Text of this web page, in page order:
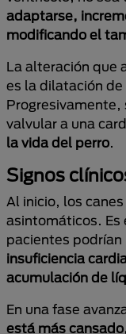
adaptarse,
modificando el
La alteración que
es la dilatación
Progresivamente,
valvular a una
la vida del perro.
Signos
Al inicio, los
asintomáticos. Es
pacientes
insuficiencia
acumulación de
En una fase
está más